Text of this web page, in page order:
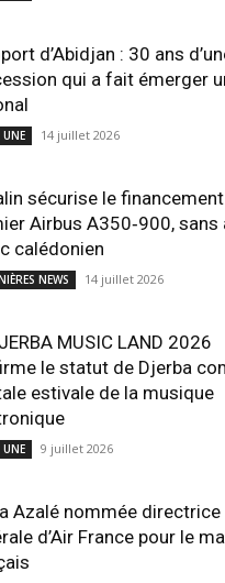
d’Abidjan : 30 ans
qui a fait émerger
14 juillet 2026
sécurise le
Airbus A350‑900, sans
calédonien
NEWS 14 juillet 2026
MUSIC LAND 2026
le statut de Djerba
estivale de la musique
9 juillet 2026
Azalé nommée directrice
d’Air France pour le